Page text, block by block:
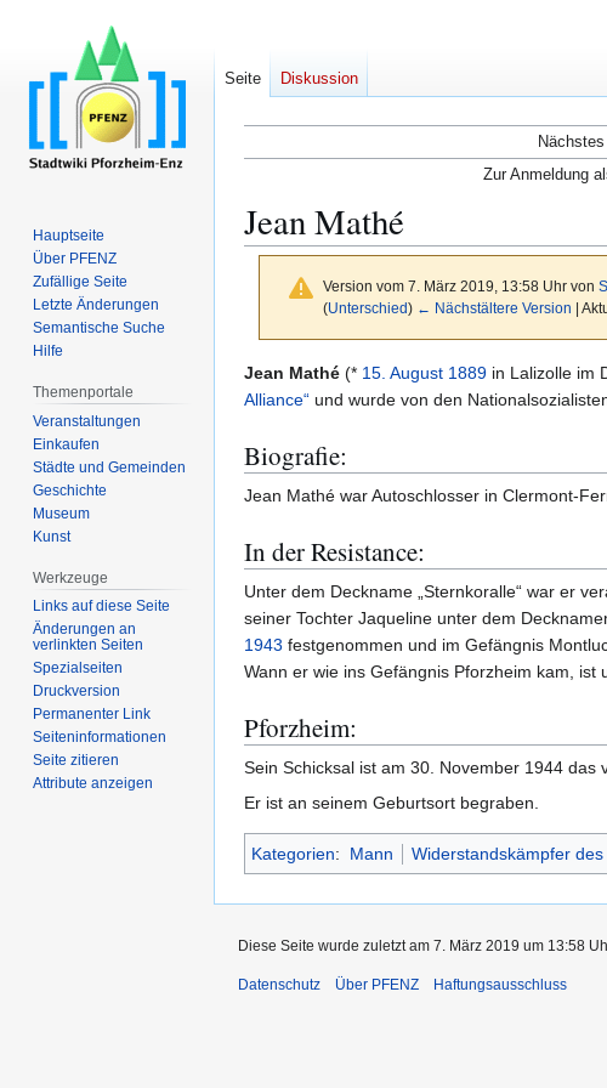
Nächstes
Zur Anmeldung
Jean Mathé
Version vom 7. März 2019, 13:58 Uhr von
(Unterschied) ← Nächstältere Version |
Zur
Navigation
Zur
Suche
Jean Mathé (* 15. August 1889 in Lalizolle im
Alliance“ und wurde von den
Biografie:
Jean Mathé war Autoschlosser in Clermont-
In der Resistance:
Unter dem Deckname „Sternkoralle“ war er
seiner Tochter Jaqueline unter dem
1943 festgenommen und im Gefängnis
Wann er wie ins Gefängnis Pforzheim kam, ist
Pforzheim:
Sein Schicksal ist am 30. November 1944 das
Er ist an seinem Geburtsort begraben.
Kategorien: Mann Widerstandskämpfer
Seite Diskussion
Hauptseite
Über PFENZ
Zufällige Seite
Letzte Änderungen
Semantische Suche
Hilfe
Themenportale
Veranstaltungen
Einkaufen
Städte und Gemeinden
Geschichte
Museum
Kunst
Werkzeuge
Links auf diese Seite
Änderungen an
verlinkten Seiten
Spezialseiten
Druckversion
Permanenter Link
Seiten­­informationen
Seite zitieren
Attribute anzeigen
Diese Seite wurde zuletzt am 7. März 2019 um 13:58
Datenschutz Über PFENZ Haftungsausschluss